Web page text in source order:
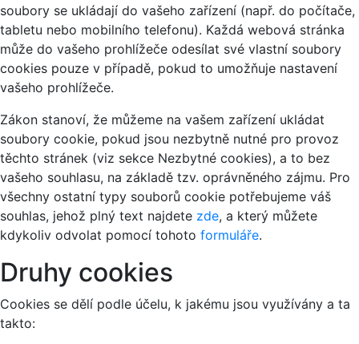
soubory se ukládají do vašeho zařízení (např. do počítače,
tabletu nebo mobilního telefonu). Každá webová stránka
může do vašeho prohlížeče odesílat své vlastní soubory
cookies pouze v případě, pokud to umožňuje nastavení
vašeho prohlížeče.
Zákon stanoví, že můžeme na vašem zařízení ukládat
soubory cookie, pokud jsou nezbytně nutné pro provoz
těchto stránek (viz sekce Nezbytné cookies), a to bez
vašeho souhlasu, na základě tzv. oprávněného zájmu. Pro
všechny ostatní typy souborů cookie potřebujeme váš
souhlas, jehož plný text najdete zde, a který můžete
kdykoliv odvolat pomocí tohoto formuláře.
Druhy cookies
Cookies se dělí podle účelu, k jakému jsou využívány a ta
takto: